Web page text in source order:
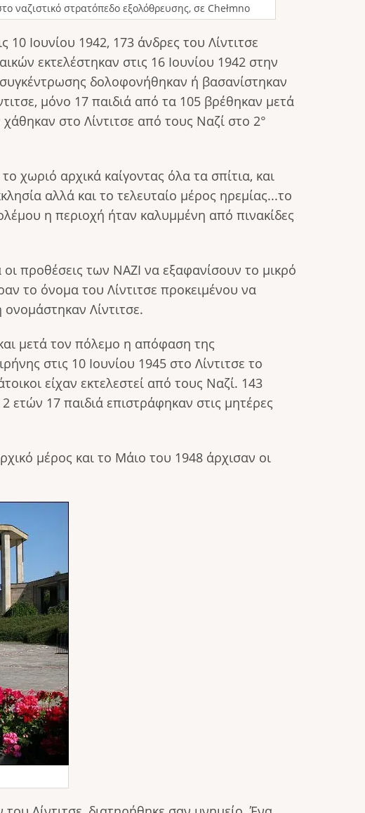
ναζιστικό στρατόπεδο εξολόθρευσης, σε Chełmno
Ιουνίου 1942, 173 άνδρες του Λίντιτσε
εκτελέστηκαν στις 16 Ιουνίου 1942 στην
δολοφονήθηκαν ή βασανίστηκαν
μόνο 17 παιδιά από τα 105 βρέθηκαν μετά
στο Λίντιτσε από τους Ναζί στο 2°
χωριό αρχικά καίγοντας όλα τα σπίτια, και
αλλά και το τελευταίο μέρος ηρεμίας...το
η περιοχή ήταν καλυμμένη από πινακίδες
προθέσεις των ΝΑΖΙ να εξαφανίσουν το μικρό
το όνομα του Λίντιτσε προκειμένου να
Λίντιτσε.
μετά τον πόλεμο η απόφαση της
στις 10 Ιουνίου 1945 στο Λίντιτσε το
είχαν εκτελεστεί από τους Ναζί. 143
ετών 17 παιδιά επιστράφηκαν στις μητέρες
μέρος και το Μάιο του 1948 άρχισαν οι